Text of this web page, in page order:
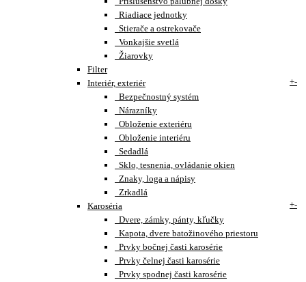
Riadiace jednotky
Stierače a ostrekovače
Vonkajšie svetlá
Žiarovky
Filter
Interiér, exteriér
+-
Bezpečnostný systém
Nárazníky
Obloženie exteriéru
Obloženie interiéru
Sedadlá
Sklo, tesnenia, ovládanie okien
Znaky, loga a nápisy
Zrkadlá
Karoséria
+-
Dvere, zámky, pánty, kľučky
Kapota, dvere batožinového priestoru
Prvky bočnej časti karosérie
Prvky čelnej časti karosérie
Prvky spodnej časti karosérie